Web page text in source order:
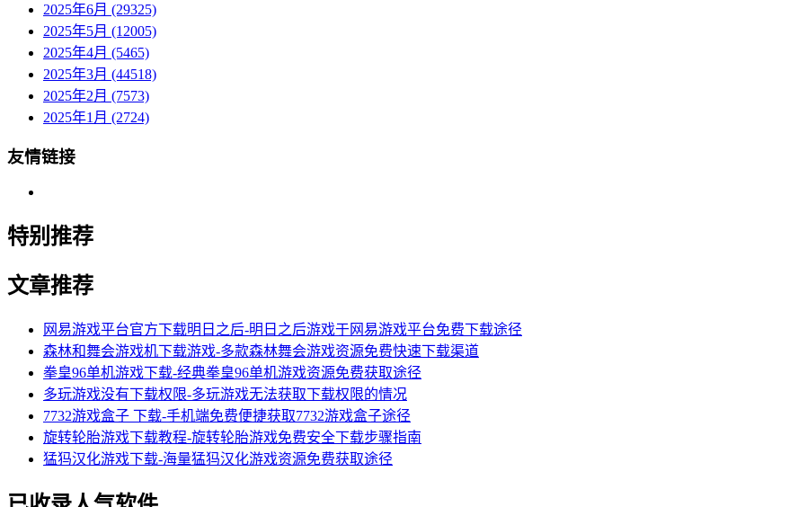
2025年6月 (29325)
2025年5月 (12005)
2025年4月 (5465)
2025年3月 (44518)
2025年2月 (7573)
2025年1月 (2724)
友情链接
特别推荐
文章推荐
网易游戏平台官方下载明日之后-明日之后游戏于网易游戏平台免费下载途径
森林和舞会游戏机下载游戏-多款森林舞会游戏资源免费快速下载渠道
拳皇96单机游戏下载-经典拳皇96单机游戏资源免费获取途径
多玩游戏没有下载权限-多玩游戏无法获取下载权限的情况
7732游戏盒子 下载-手机端免费便捷获取7732游戏盒子途径
旋转轮胎游戏下载教程-旋转轮胎游戏免费安全下载步骤指南
猛犸汉化游戏下载-海量猛犸汉化游戏资源免费获取途径